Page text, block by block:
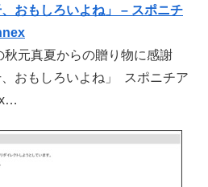
おもしろいよね」 – スポニチ
元真夏からの贈り物に感謝
おもしろいよね」 スポニチア